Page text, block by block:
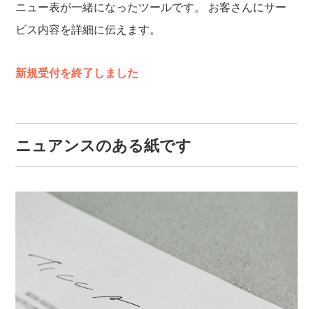
ニュー表が一緒になったツールです。
お客さんにサー
ビス内容を詳細に伝えます。
新規受付を終了しました
ニュアンスのある紙です